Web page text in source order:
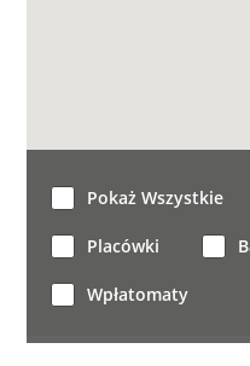
Pokaż Wszystkie
Placówki
Wpłatomaty